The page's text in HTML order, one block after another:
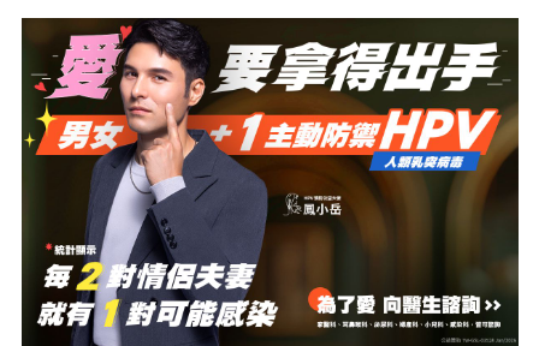
坐」×「4號
車牌」版本即
將登場！ 新車
售價365萬日
圓的「雙座廂
型車規格」
“JUNO”將在
二子玉川公開